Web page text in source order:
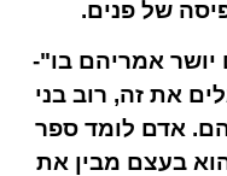
של פנים.
יושר אמריהם בו"-
את זה, רוב בני
אדם לומד ספר
בעצם מבין את